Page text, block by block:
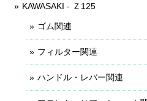
KAWASAKI - Ｚ125
ゴム関連
フィルター関連
ハンドル・レバー関連